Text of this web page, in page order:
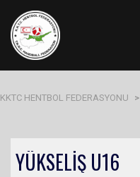
KKTC HENTBOL FEDERASYONU >
YÜKSELİŞ U16